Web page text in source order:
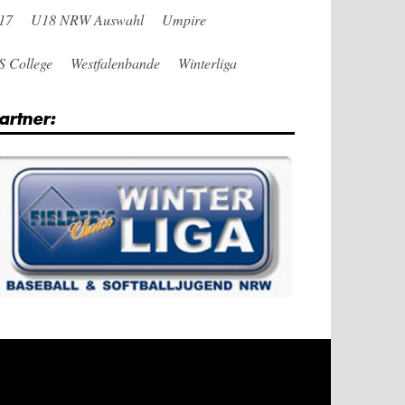
U18 NRW Auswahl Umpire
College Westfalenbande Winterliga